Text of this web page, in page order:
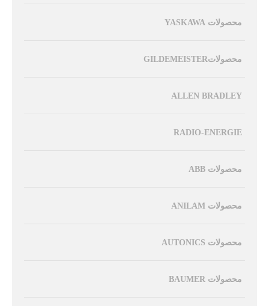
محصولات YASKAWA
محصولاتGILDEMEISTER
ALLEN BRADLEY
RADIO-ENERGIE
محصولات ABB
محصولات ANILAM
محصولات AUTONICS
محصولات BAUMER